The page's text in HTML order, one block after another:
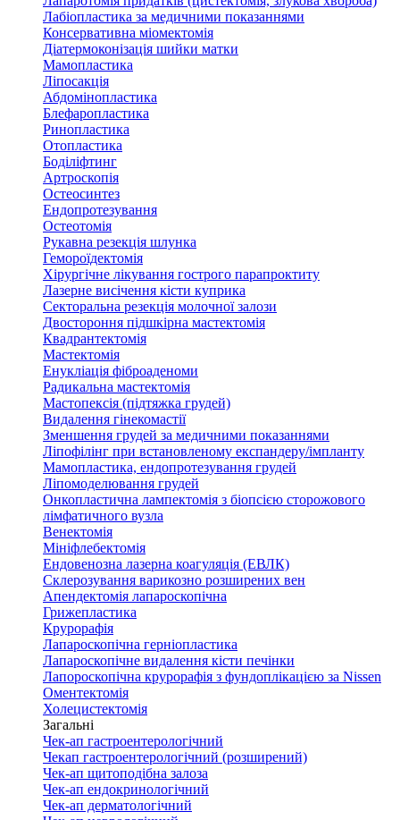
Лабіопластика за медичними показаннями
Консервативна міомектомія
Діатермоконізація шийки матки
Мамопластика
Ліпосакція
Абдомінопластика
Блефаропластика
Ринопластика
Отопластика
Боділіфтинг
Артроскопія
Остеосинтез
Ендопротезування
Остеотомія
Рукавна резекція шлунка
Гемороїдектомія
Хірургічне лікування гострого парапроктиту
Лазерне висічення кісти куприка
Секторальна резекція молочної залози
Двостороння підшкірна мастектомія
Квадрантектомія
Мастектомія
Енукліація фіброаденоми
Радикальна мастектомія
Мастопексія (підтяжка грудей)
Видалення гінекомастії
Зменшення грудей за медичними показаннями
Ліпофілінг при встановленому експандеру/імпланту
Мамопластика, ендопротезування грудей
Ліпомоделювання грудей
Онкопластична лампектомія з біопсією сторожового
лімфатичного вузла
Венектомія
Мініфлебектомія
Ендовенозна лазерна коагуляція (ЕВЛК)
Склерозування варикозно розширених вен
Апендектомія лапароскопічна
Грижепластика
Крурорафія
Лапароскопічна герніопластика
Лапароскопічне видалення кісти печінки
Лапороскопічна крурорафія з фундоплікацією за Nissen
Оментектомія
Холецистектомія
Загальні
Чек-ап гастроентерологічний
Чекап гастроентерологічний (розширений)
Чек-ап щитоподібна залоза
Чек-ап ендокринологічний
Чек-ап дерматологічний